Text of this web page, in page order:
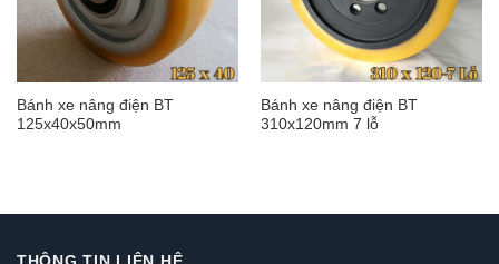
Bánh xe nâng điện BT
125x40x50mm
Bánh xe nâng điện BT
310x120mm 7 lỗ